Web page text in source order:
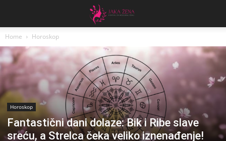
Home Horoskop
Horoskop
Fantastični dani dolaze: Bik i Ribe slave
sreću, a Strelca čeka veliko iznenađenje!